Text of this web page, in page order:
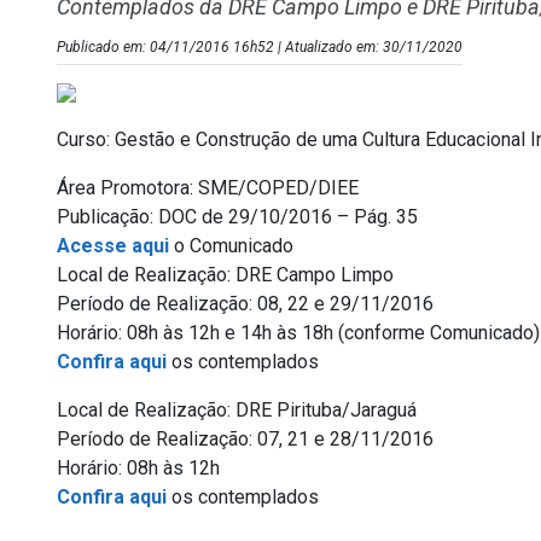
Contemplados da DRE Campo Limpo e DRE
Publicado em: 04/11/2016 16h52 | Atualizado em: 30/11/2020
Curso: Gestão e Construção de uma Cultura Educacional
Área Promotora: SME/COPED/DIEE
Publicação: DOC de 29/10/2016 – Pág. 35
Acesse aqui o Comunicado
Local de Realização: DRE Campo Limpo
Período de Realização: 08, 22 e 29/11/2016
Horário: 08h às 12h e 14h às 18h (conforme Comunicado)
Confira aqui os contemplados
Local de Realização: DRE Pirituba/Jaraguá
Período de Realização: 07, 21 e 28/11/2016
Horário: 08h às 12h
Confira aqui os contemplados